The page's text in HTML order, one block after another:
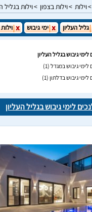
וילות וילות בצפון וילות בגליל
גליל העליון ימי גיבוש
לימי גיבוש בגליל העליון
לימי גיבוש במגדל (1)
לימי גיבוש בדלתון (1)
לימי גיבוש בגליל העליון